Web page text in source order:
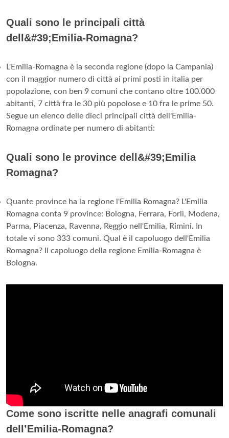
Quali sono le principali città
dell&#39;Emilia-Romagna?
L'Emilia-Romagna è la seconda regione (dopo la Campania)
con il maggior numero di città ai primi posti in Italia per
popolazione, con ben 9 comuni che contano oltre 100.000
abitanti, 7 città fra le 30 più popolose e 10 fra le prime 50.
Segue un elenco delle dieci principali città dell'Emilia-
Romagna ordinate per numero di abitanti:
Quali sono le province dell&#39;Emilia
Romagna?
Quante province ha la regione l'Emilia Romagna? L'Emilia
Romagna conta 9 province: Bologna, Ferrara, Forlì, Modena,
Parma, Piacenza, Ravenna, Reggio nell'Emilia, Rimini. In
totale vi sono 333 comuni. Qual è il capoluogo dell'Emilia
Romagna? Il capoluogo della regione Emilia-Romagna è
Bologna.
Come sono iscritte nelle anagrafi comunali
dell’Emilia-Romagna?